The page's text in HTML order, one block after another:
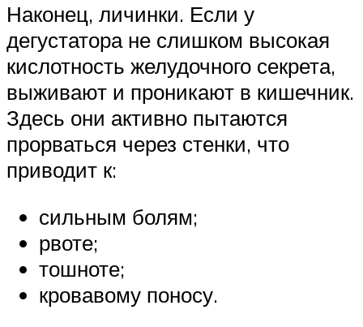
Наконец, личинки. Если у
дегустатора не слишком высокая
кислотность желудочного секрета,
выживают и проникают в кишечник.
Здесь они активно пытаются
прорваться через стенки, что
приводит к:
сильным болям;
рвоте;
тошноте;
кровавому поносу.